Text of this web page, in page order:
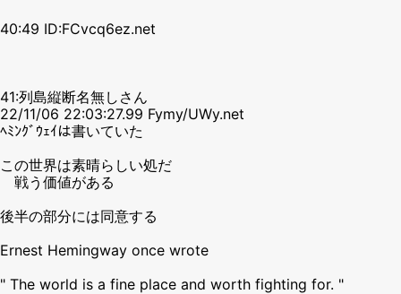
40:49 ID:FCvcq6ez.net
41:列島縦断名無しさん
22/11/06 22:03:27.99 Fymy/UWy.net
ﾍﾐﾝｸﾞｳｪｲは書いていた
この世界は素晴らしい処だ
戦う価値がある
後半の部分には同意する
Ernest Hemingway once wrote
" The world is a fine place and worth fighting for. "